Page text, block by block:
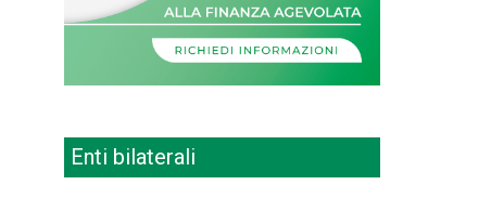
Enti bilaterali